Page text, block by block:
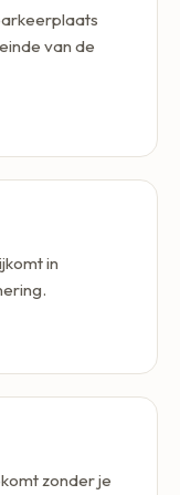
van de
in
zonder je